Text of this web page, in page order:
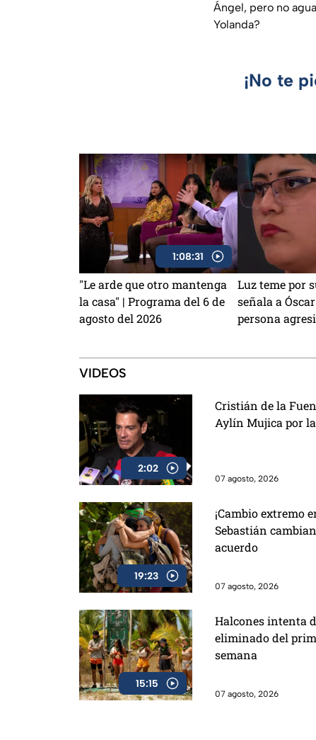
Ángel, pero no
Yolanda?
¡No te
1:08:31
"Le arde que otro mantenga
la casa" | Programa del 6 de
agosto del 2026
Luz teme por
señala a
persona
VIDEOS
2:02
Cristián de la
Aylín Mujica por
07 agosto, 2026
19:23
¡Cambio extremo
Sebastián
acuerdo
07 agosto, 2026
15:15
Halcones intenta
eliminado del
semana
07 agosto, 2026